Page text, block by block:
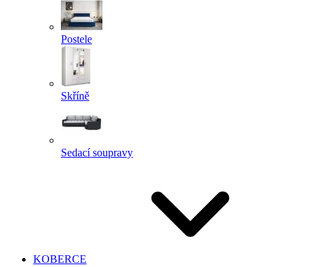
Postele
Skříně
Sedací soupravy
KOBERCE